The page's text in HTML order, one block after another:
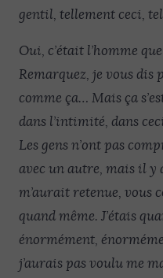
gentil, tellement ceci,
Oui, c’était l’homme
Remarquez, je vous dis
comme ça… Mais ça
dans l’intimité, dans
Les gens n’ont pas
avec un autre, mais il y
m’aurait retenue, vous
quand même. J’étais
énormément,
j’aurais pas voulu me